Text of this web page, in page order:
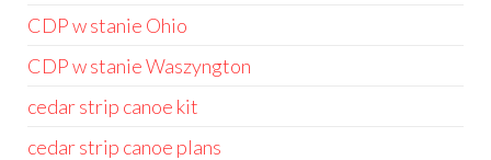
CDP w stanie Ohio
CDP w stanie Waszyngton
cedar strip canoe kit
cedar strip canoe plans